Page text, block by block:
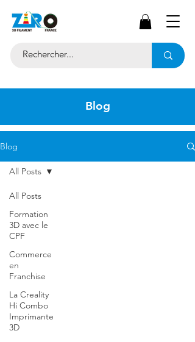
Blog
Blog
All Posts
Formation
3D avec le
CPF
Commerce
en
Franchise
La Creality
Hi Combo
Imprimante
3D
All Posts